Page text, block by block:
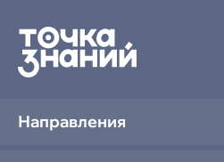
Направления